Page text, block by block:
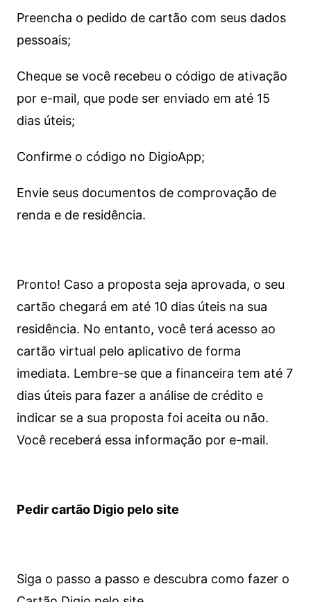
Preencha o pedido de cartão com seus dados
pessoais;
Cheque se você recebeu o código de ativação
por e-mail, que pode ser enviado em até 15
dias úteis;
Confirme o código no DigioApp;
Envie seus documentos de comprovação de
renda e de residência.
Pronto! Caso a proposta seja aprovada, o seu
cartão chegará em até 10 dias úteis na sua
residência. No entanto, você terá acesso ao
cartão virtual pelo aplicativo de forma
imediata. Lembre-se que a financeira tem até 7
dias úteis para fazer a análise de crédito e
indicar se a sua proposta foi aceita ou não.
Você receberá essa informação por e-mail.
Pedir cartão Digio pelo site
Siga o passo a passo e descubra como fazer o